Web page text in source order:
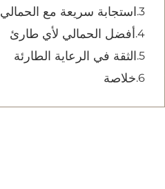
استجابة سريعة مع الحمالي
أفضل الحمالي لأي طارئ
الثقة في الرعاية الطارئة
خلاصة